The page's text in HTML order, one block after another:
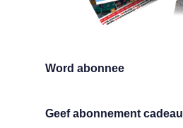
Word abonnee
Geef abonnement cadeau